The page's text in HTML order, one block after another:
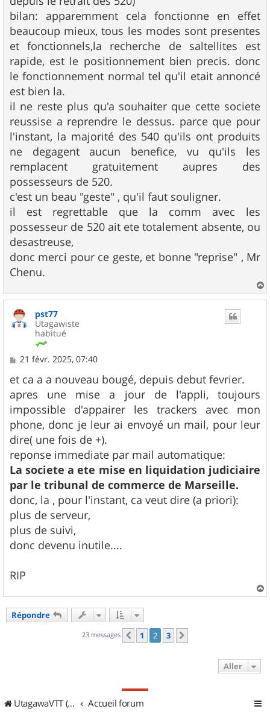
bilan: apparemment cela fonctionne en effet
beaucoup mieux, tous les modes sont presentes
et fonctionnels,la recherche de saltellites est
rapide, est le positionnement bien precis. donc
le fonctionnement normal tel qu'il etait annoncé
est bien la.
il ne reste plus qu'a souhaiter que cette societe
reussise a reprendre le dessus. parce que pour
l'instant, la majorité des 540 qu'ils ont produits
ne degagent aucun benefice, vu qu'ils les
remplacent gratuitement aupres des
possesseurs de 520.
c'est un beau "geste" , qu'il faut souligner.
il est regrettable que la comm avec les
possesseur de 520 ait ete totalement absente, ou
desastreuse,
donc merci pour ce geste, et bonne "reprise" , Mr
Chenu.
a
u
pst77
Utagawiste
habitué
M
s
s
a
g
e
21 févr. 2025, 07:40
et ca a a nouveau bougé, depuis debut fevrier.
apres une mise a jour de l'appli, toujours
impossible d'appairer les trackers avec mon
phone, donc je leur ai envoyé un mail, pour leur
dire( une fois de +).
reponse immediate par mail automatique:
La societe a ete mise en liquidation judiciaire
par le tribunal de commerce de Marseille.
donc, la , pour l'instant, ca veut dire (a priori):
plus de serveur,
plus de suivi,
donc devenu inutile....
RIP
a
Répondre
23 messages Précédent
1 2 3
Aller
UtagawaVTT (Randos VTT et VTTAE avec traces GPS) Accueil forum